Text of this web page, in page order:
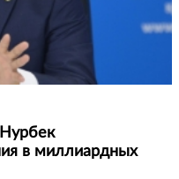
в миллиардных